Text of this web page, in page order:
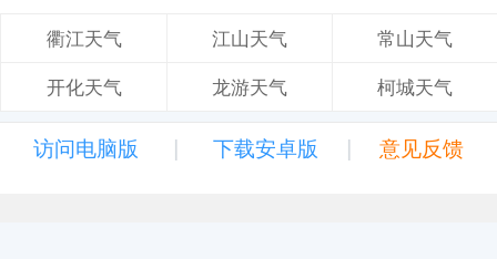
衢江天气 江山天气 常山天气
开化天气 龙游天气 柯城天气
访问电脑版 | 下载安卓版 | 意见反馈